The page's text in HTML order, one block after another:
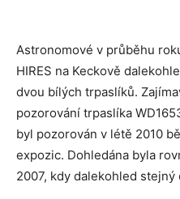
Astronomové v průběhu
HIRES na Keckově
dvou bílých trpaslíků.
pozorování trpaslíka
byl pozorován v létě 2010
expozic. Dohledána byla
2007, kdy dalekohled